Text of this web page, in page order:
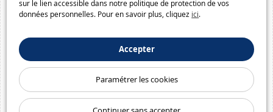
sur le lien accessible dans notre politique de protection de vos
données personnelles. Pour en savoir plus, cliquez ici.
Accepter
Paramétrer les cookies